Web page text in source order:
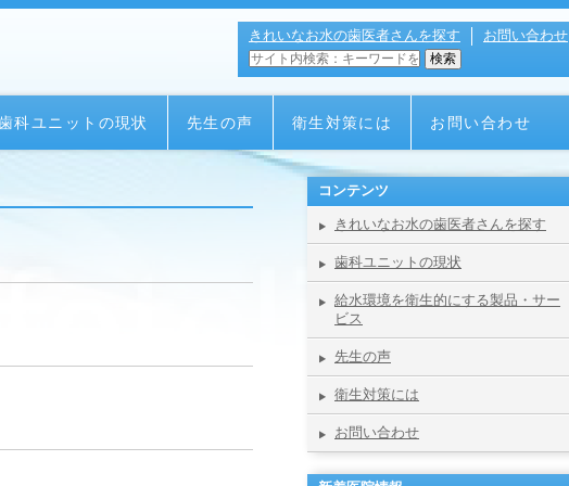
きれいなお水の歯医者さんを探す お問い合わせ
科ユニットの現状 先生の声 衛生対策には お問い合わせ
コンテンツ
きれいなお水の歯医者さんを探す
歯科ユニットの現状
給水環境を衛生的にする製品・サー
ビス
先生の声
衛生対策には
お問い合わせ